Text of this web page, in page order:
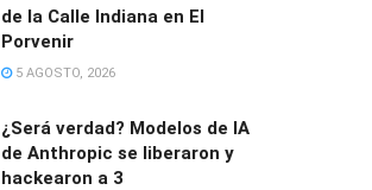
de la Calle Indiana en El
Porvenir
5 AGOSTO, 2026
¿Será verdad? Modelos de IA
de Anthropic se liberaron y
hackearon a 3